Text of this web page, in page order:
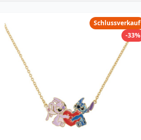
Schlussverkauf
-33%